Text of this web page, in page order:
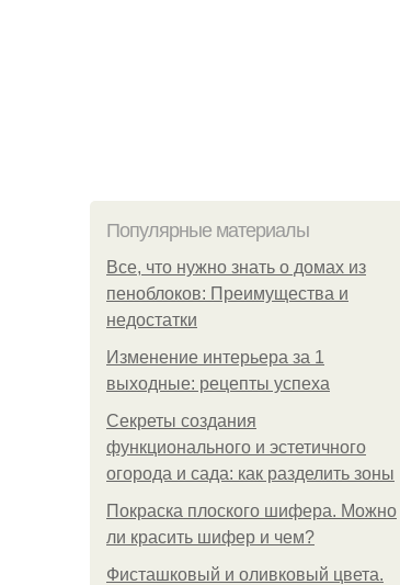
Популярные материалы
Все, что нужно знать о домах из
пеноблоков: Преимущества и
недостатки
Изменение интерьера за 1
выходные: рецепты успеха
Секреты создания
функционального и эстетичного
огорода и сада: как разделить зоны
Покраска плоского шифера. Можно
ли красить шифер и чем?
Фисташковый и оливковый цвета.